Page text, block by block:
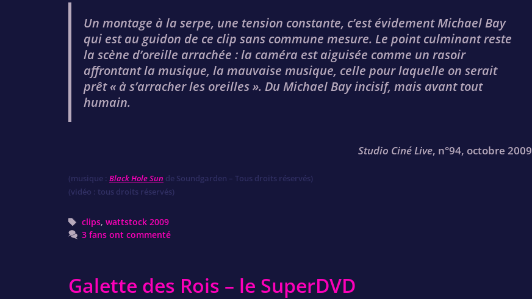
Un montage à la serpe, une tension constante, c’est évidement Michael Bay
qui est au guidon de ce clip sans commune mesure. Le point culminant reste
la scène d’oreille arrachée : la caméra est aiguisée comme un rasoir
affrontant la musique, la mauvaise musique, celle pour laquelle on serait
prêt « à s’arracher les oreilles ». Du Michael Bay incisif, mais avant tout
humain.
Studio Ciné Live, n°94, octobre 2009
(musique : Black Hole Sun de Soundgarden – Tous droits réservés)
(vidéo : tous droits réservés)
Tags
clips, wattstock 2009
3 fans ont commenté
Galette des Rois – le SuperDVD